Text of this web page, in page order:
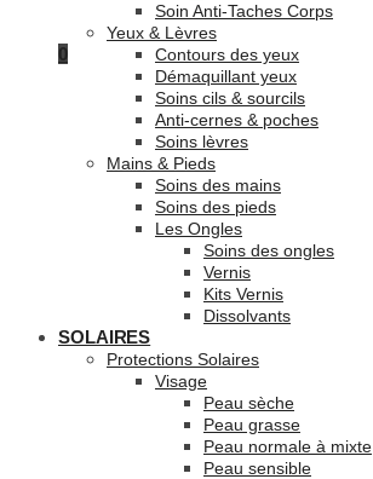
0
Soin Anti-Taches Corps
Yeux & Lèvres
Contours des yeux
Démaquillant yeux
Soins cils & sourcils
Anti-cernes & poches
Soins lèvres
Mains & Pieds
Soins des mains
Soins des pieds
Les Ongles
Soins des ongles
Vernis
Kits Vernis
Dissolvants
SOLAIRES
Protections Solaires
Visage
Peau sèche
Peau grasse
Peau normale à mixte
Peau sensible